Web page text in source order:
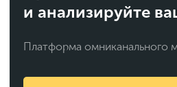
и анализируйте
Платформа омниканального